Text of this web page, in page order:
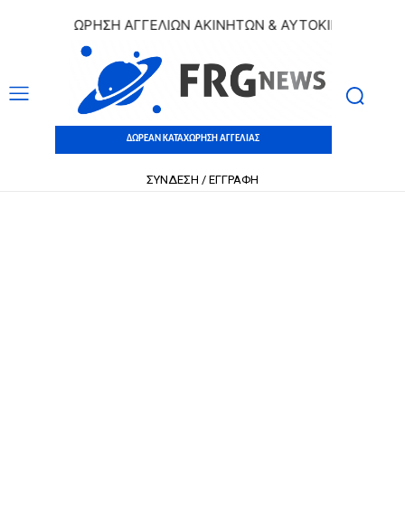
ΑΓΓΕΛΙΩΝ ΑΚΙΝΗΤΩΝ & ΑΥΤΟΚΙΝΗΤΩΝ |
ΔΩΡΕΑΝ ΚΑΤΑΧΩΡΗΣΗ ΑΓΓΕΛΙΑΣ
ΣΥΝΔΕΣΗ / ΕΓΓΡΑΦΗ